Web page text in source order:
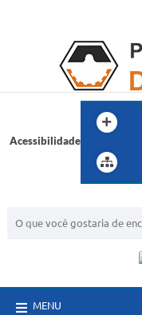
Acessibilidade
MENU